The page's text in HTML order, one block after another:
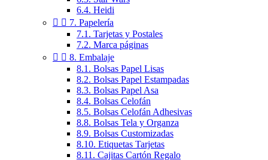
6.4. Heidi
  7. Papelería
7.1. Tarjetas y Postales
7.2. Marca páginas
  8. Embalaje
8.1. Bolsas Papel Lisas
8.2. Bolsas Papel Estampadas
8.3. Bolsas Papel Asa
8.4. Bolsas Celofán
8.5. Bolsas Celofán Adhesivas
8.8. Bolsas Tela y Organza
8.9. Bolsas Customizadas
8.10. Etiquetas Tarjetas
8.11. Cajitas Cartón Regalo